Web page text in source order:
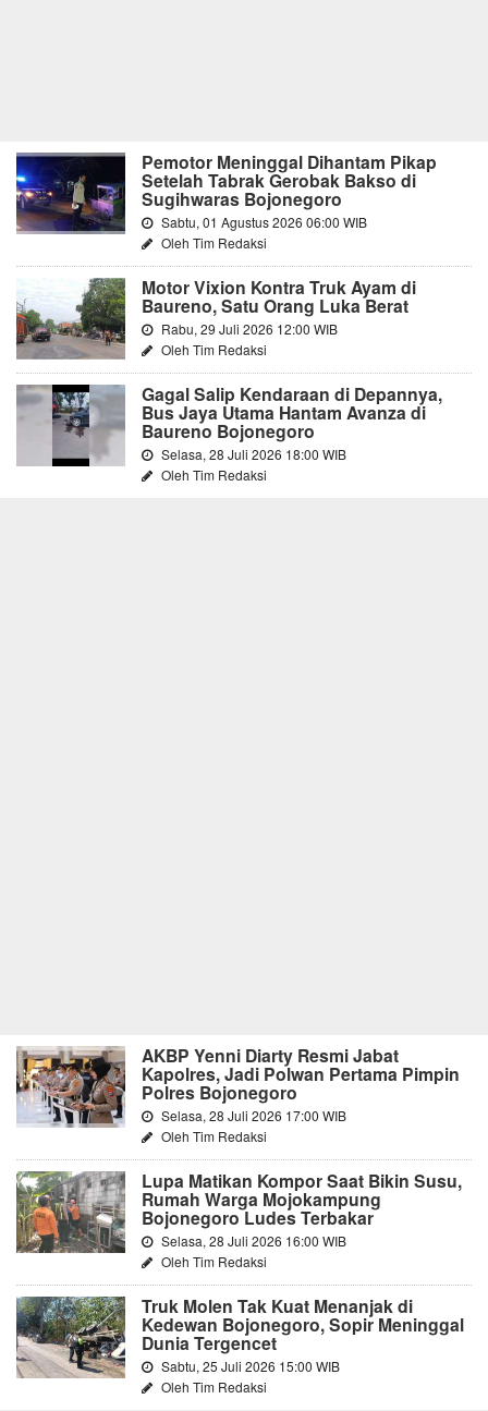
Pemotor Meninggal Dihantam Pikap
Setelah Tabrak Gerobak Bakso di
Sugihwaras Bojonegoro
Sabtu, 01 Agustus 2026 06:00 WIB
Oleh Tim Redaksi
Motor Vixion Kontra Truk Ayam di
Baureno, Satu Orang Luka Berat
Rabu, 29 Juli 2026 12:00 WIB
Oleh Tim Redaksi
Gagal Salip Kendaraan di Depannya,
Bus Jaya Utama Hantam Avanza di
Baureno Bojonegoro
Selasa, 28 Juli 2026 18:00 WIB
Oleh Tim Redaksi
AKBP Yenni Diarty Resmi Jabat
Kapolres, Jadi Polwan Pertama Pimpin
Polres Bojonegoro
Selasa, 28 Juli 2026 17:00 WIB
Oleh Tim Redaksi
Lupa Matikan Kompor Saat Bikin Susu,
Rumah Warga Mojokampung
Bojonegoro Ludes Terbakar
Selasa, 28 Juli 2026 16:00 WIB
Oleh Tim Redaksi
Truk Molen Tak Kuat Menanjak di
Kedewan Bojonegoro, Sopir Meninggal
Dunia Tergencet
Sabtu, 25 Juli 2026 15:00 WIB
Oleh Tim Redaksi